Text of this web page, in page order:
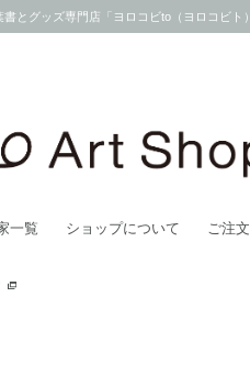
とグッズ専門店「ヨロコビto（ヨロコビト
一覧 ショップについて ご注